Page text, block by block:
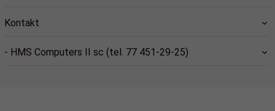
Kontakt
- HMS Computers II sc (tel. 77 451-29-25)